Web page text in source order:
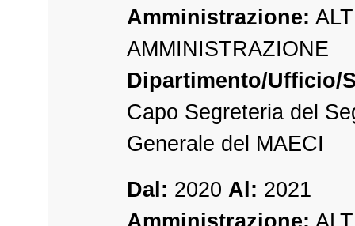
Amministrazione:
AMMINISTRAZIONE
Dipartimento/Ufficio/
Capo Segreteria del
Generale del MAECI
Dal: 2020 Al: 2021
Amministrazione: